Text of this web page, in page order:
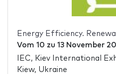
Energy Efficiency.
Vom 10 zu 13 November
IEC, Kiev International
Kiew, Ukraine